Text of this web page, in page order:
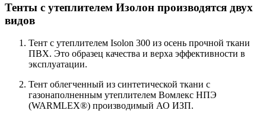
Тенты с утеплителем Изолон производятся двух
видов
Тент с утеплителем Isolon 300 из осень прочной ткани
ПВХ. Это образец качества и верха эффективности в
эксплуатации.
Тент облегченный из синтетической ткани с
газонаполненным утеплителем Вомлекс НПЭ
(WARMLEX®) производимый АО ИЗП.